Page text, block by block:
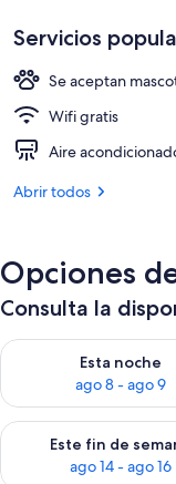
Servicios
Se aceptan
Wifi gratis
Aire
Abrir todos
Opciones
Consulta la
Esta noche
ago 8 - ago 9
Consulta la
Este fin de
ago 14 - ago 16
Consulta la